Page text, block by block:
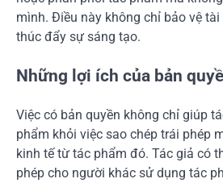
mình. Điều này không chỉ bảo vệ
thúc đẩy sự sáng tạo.
Những lợi ích của bản
Việc có bản quyền không chỉ giúp
phẩm khỏi việc sao chép trái phép
kinh tế từ tác phẩm đó. Tác giả có
phép cho người khác sử dụng tác